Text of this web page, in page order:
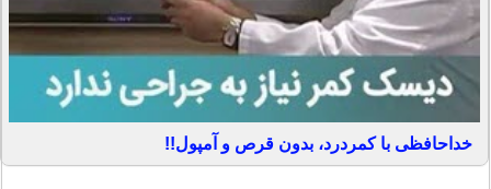
خداحافظی با کمردرد، بدون قرص و آمپول!!